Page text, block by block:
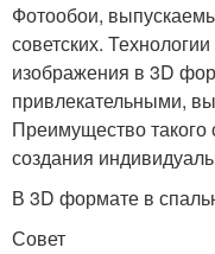
Фотообои,
советских.
изображения в 3D
привлекательными,
Преимущество такого
создания
В 3D формате в
Совет